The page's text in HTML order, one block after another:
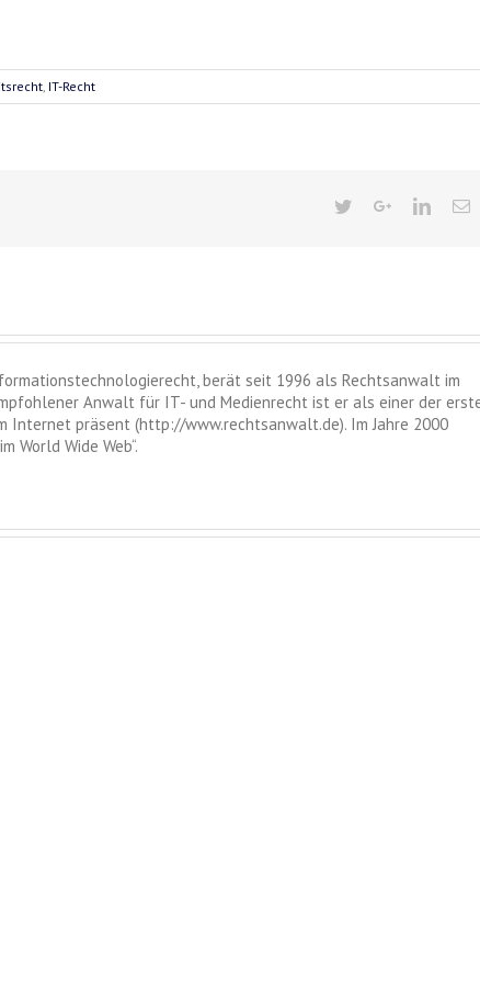
IT-Recht
berät seit 1996 als Rechtsanwalt im
Anwalt für IT- und Medienrecht ist er als einer der
Internet präsent (http://www.rechtsanwalt.de). Im Jahre 2000
World Wide Web“.